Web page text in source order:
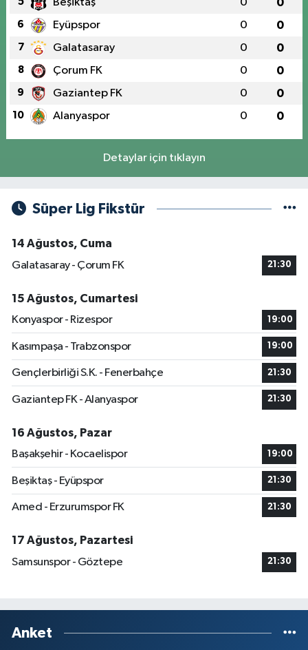
Beşiktaş 0 0
6 Eyüpspor 0 0
7 Galatasaray 0 0
8 Çorum FK 0 0
9 Gaziantep FK 0 0
10 Alanyaspor 0 0
Detaylar için tıklayın
Süper Lig Fikstür
14 Ağustos, Cuma
Galatasaray - Çorum FK
21:30
15 Ağustos, Cumartesi
Konyaspor - Rizespor
19:00
Kasımpaşa - Trabzonspor 19:00
Gençlerbirliği S.K. - Fenerbahçe 21:30
Gaziantep FK - Alanyaspor 21:30
16 Ağustos, Pazar
Başakşehir - Kocaelispor
19:00
Beşiktaş - Eyüpspor 21:30
Amed - Erzurumspor FK 21:30
17 Ağustos, Pazartesi
Samsunspor - Göztepe
21:30
Anket